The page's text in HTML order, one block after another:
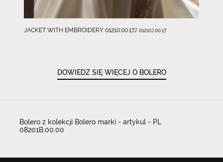
JACKET WITH EMBROIDERY 01210.00.17J 01210J.00.17
DOWIEDZ SIĘ WIĘCEJ O BOLERO
Bolero z kolekcji Bolero marki - artykul - PL
08201B.00.00